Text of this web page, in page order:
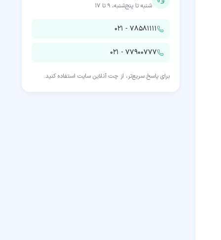
شنبه تا پنج‌شنبه، ۹ تا ۱۷
۰۲۱ - ۷۸۵۸۱۱۱۱
۰۲۱ - ۷۷۹۰۰۷۷۷
برای پاسخ سریع‌تر، از چت آنلاین سایت استفاده کنید.